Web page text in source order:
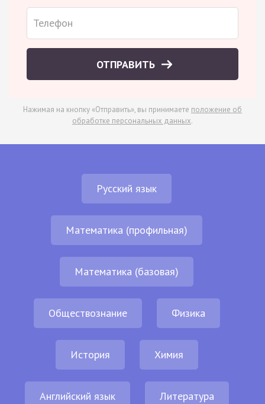
ОТПРАВИТЬ
Нажимая на кнопку «Отправить», вы принимаете положение об
обработке персональных данных.
Русский язык
Математика (профильная)
Математика (базовая)
Обществознание Физика
История Химия
Английский язык Литература